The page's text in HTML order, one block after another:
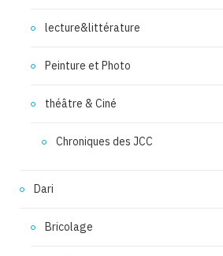
lecture&littérature
Peinture et Photo
théâtre & Ciné
Chroniques des JCC
Dari
Bricolage